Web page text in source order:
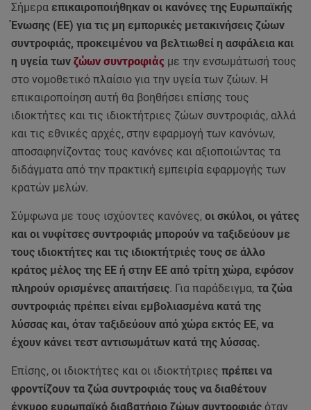
Σήμερα επικαιροποιήθηκαν οι κανόνες της Ευρωπαϊκής
Ένωσης (ΕΕ) για τις μη εμπορικές μετακινήσεις ζώων
συντροφιάς, προκειμένου να βελτιωθεί η ασφάλεια και
η υγεία των ζώων συντροφιάς με την ενσωμάτωσή τους
στο νομοθετικό πλαίσιο για την υγεία των ζώων. Η
επικαιροποίηση αυτή θα βοηθήσει επίσης τους
ιδιοκτήτες και τις ιδιοκτήτριες ζώων συντροφιάς, αλλά
και τις εθνικές αρχές, στην εφαρμογή των κανόνων,
αποσαφηνίζοντας τους κανόνες και αξιοποιώντας τα
διδάγματα από την πρακτική εμπειρία εφαρμογής των
κρατών μελών.
Σύμφωνα με τους ισχύοντες κανόνες, οι σκύλοι, οι γάτες
και οι νυφίτσες συντροφιάς μπορούν να ταξιδεύουν με
τους ιδιοκτήτες και τις ιδιοκτήτριές τους σε άλλο
κράτος μέλος της ΕΕ ή στην ΕΕ από τρίτη χώρα, εφόσον
πληρούν ορισμένες απαιτήσεις. Για παράδειγμα, τα ζώα
συντροφιάς πρέπει είναι εμβολιασμένα κατά της
λύσσας και, όταν ταξιδεύουν από χώρα εκτός ΕΕ, να
έχουν κάνει τεστ αντισωμάτων κατά της λύσσας.
Επίσης, οι ιδιοκτήτες και οι ιδιοκτήτριες πρέπει να
φροντίζουν τα ζώα συντροφιάς τους να διαθέτουν
έγκυρο ευρωπαϊκό διαβατήριο ζώων συντροφιάς όταν